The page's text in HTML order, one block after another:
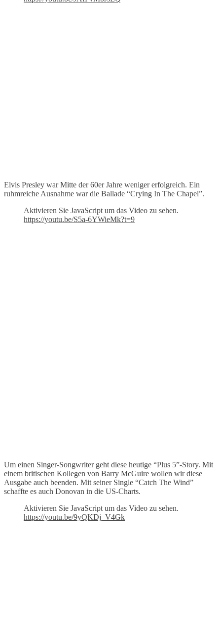
Elvis Presley war Mitte der 60er Jahre weniger erfolgreich. Ein
ruhmreiche Ausnahme war die Ballade “Crying In The Chapel”.
Aktivieren Sie JavaScript um das Video zu sehen.
https://youtu.be/S5a-6YWieMk?t=9
Um einen Singer-Songwriter geht diese heutige “Plus 5”-Story. Mit
einem britischen Kollegen von Barry McGuire wollen wir diese
Ausgabe auch beenden. Mit seiner Single “Catch The Wind”
schaffte es auch Donovan in die US-Charts.
Aktivieren Sie JavaScript um das Video zu sehen.
https://youtu.be/9yQKDj_V4Gk